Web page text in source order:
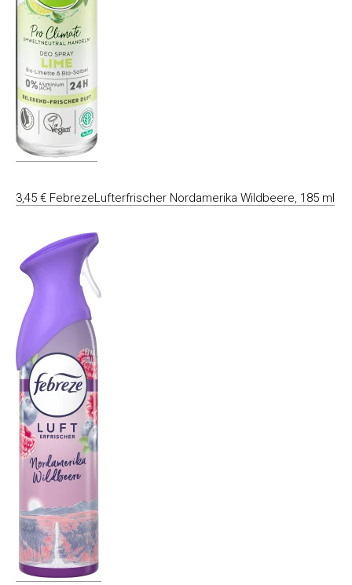
3,45 € FebrezeLufterfrischer Nordamerika Wildbeere, 185 ml